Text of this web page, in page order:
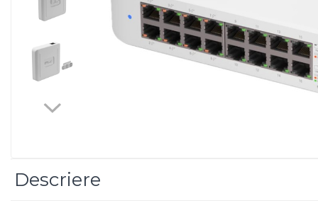
Imprimanta Laser Color
Imprimanta Laser Mono
Imprimante Cerneală
Imprimante Matriciale
Multifuncțional Laser Mono
Consumabile - cerneală
Descriere